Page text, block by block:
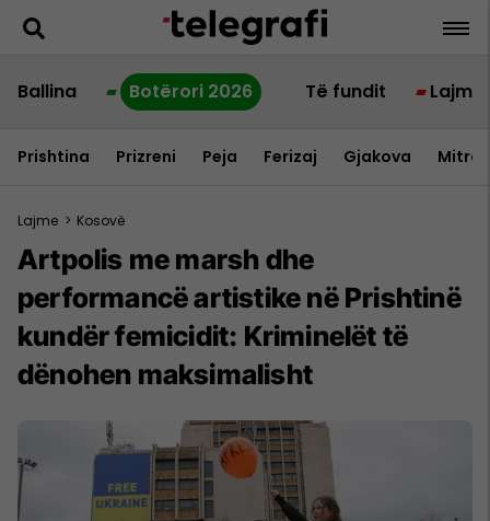
Ballina Botërori 2026 Të fundit Lajme
Prishtina Prizreni Peja Ferizaj Gjakova
Lajme > Kosovë
Artpolis me marsh dhe
performancë artistike në Prishtinë
kundër femicidit: Kriminelët të
dënohen maksimalisht